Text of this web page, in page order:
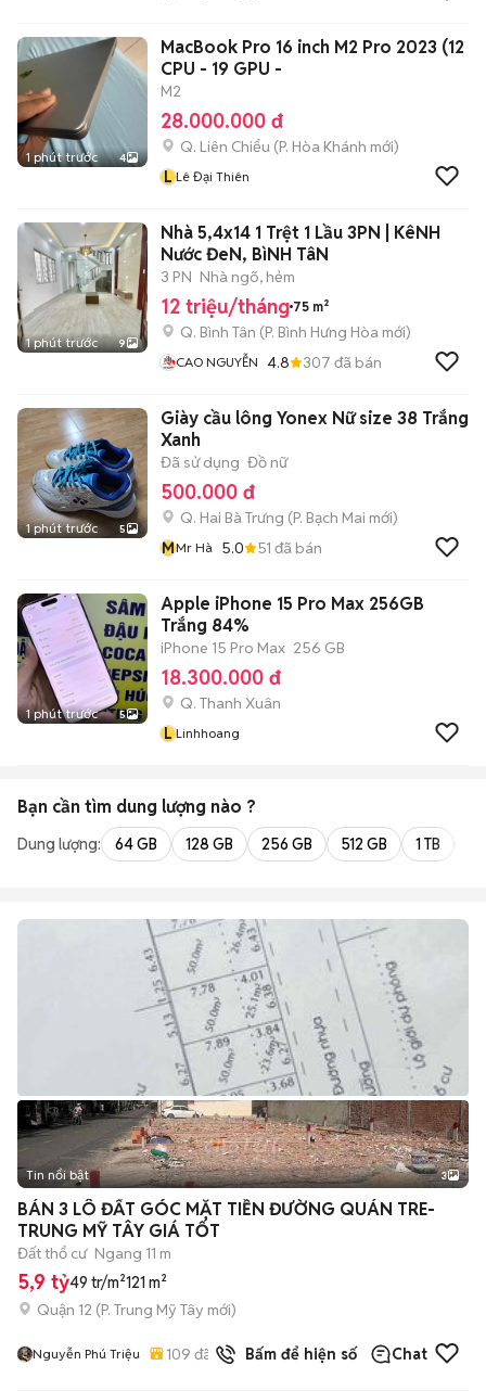
1 phút trước 4
MacBook Pro 16 inch M2 Pro 2023 (12
CPU - 19 GPU -
M2
28.000.000 đ
Q. Liên Chiểu (P. Hòa Khánh mới)
L Lê Đại Thiên
1 phút trước 9
Nhà 5,4x14 1 Trệt 1 Lầu 3PN | KêNH
Nước ĐeN, BìNH TâN
3 PN Nhà ngõ, hẻm
12 triệu/tháng 75 m²
Q. Bình Tân (P. Bình Hưng Hòa mới)
CAO NGUYỄN 4.8 307 đã bán
1 phút trước 5
Giày cầu lông Yonex Nữ size 38 Trắng
Xanh
Đã sử dụng Đồ nữ
500.000 đ
Q. Hai Bà Trưng (P. Bạch Mai mới)
MMr Hà 5.0 51 đã bán
1 phút trước 5
Apple iPhone 15 Pro Max 256GB
Trắng 84%
iPhone 15 Pro Max 256 GB
18.300.000 đ
Q. Thanh Xuân
L Linhhoang
Bạn cần tìm dung lượng nào ?
Dung lượng: 64 GB 128 GB 256 GB 512 GB 1 TB
Tin nổi bật 3
BÁN 3 LÔ ĐẤT GÓC MẶT TIỀN ĐƯỜNG QUÁN TRE-
TRUNG MỸ TÂY GIÁ TỐT
Đất thổ cư Ngang 11 m
5,9 tỷ49 tr/m²121 m²
Quận 12 (P. Trung Mỹ Tây mới)
Nguyễn Phú Triệu 109 đã bán Bấm để hiện số Chat